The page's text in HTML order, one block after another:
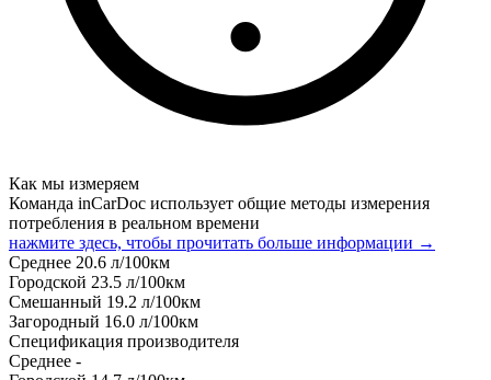
Как мы измеряем
Команда inCarDoc использует общие методы измерения
потребления в реальном времени
нажмите здесь, чтобы прочитать больше информации →
Среднее 20.6 л/100км
Городской 23.5 л/100км
Смешанный 19.2 л/100км
Загородный 16.0 л/100км
Спецификация производителя
Среднее -